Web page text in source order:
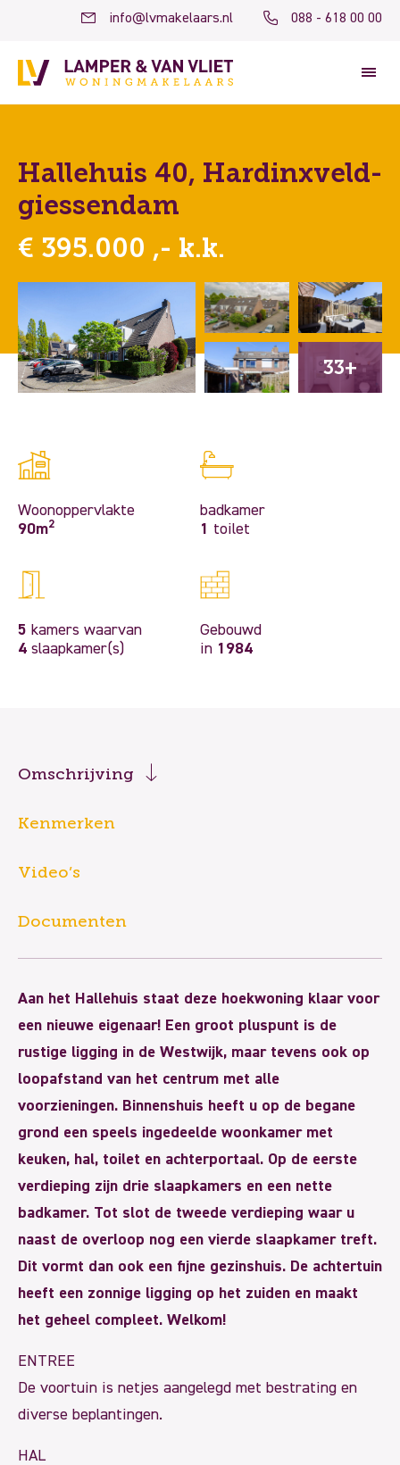
info@lvmakelaars.nl 088 - 618 00 00
Hallehuis 40, Hardinxveld-
giessendam
€ 395.000 ,- k.k.
33+
Woonoppervlakte
90m2
badkamer
1
toilet
5 kamers waarvan
4 slaapkamer(s)
Gebouwd
in 1984
Omschrijving
Kenmerken
Video’s
Documenten
Aan het Hallehuis staat deze hoekwoning klaar voor
een nieuwe eigenaar! Een groot pluspunt is de
rustige ligging in de Westwijk, maar tevens ook op
loopafstand van het centrum met alle
voorzieningen. Binnenshuis heeft u op de begane
grond een speels ingedeelde woonkamer met
keuken, hal, toilet en achterportaal. Op de eerste
verdieping zijn drie slaapkamers en een nette
badkamer. Tot slot de tweede verdieping waar u
naast de overloop nog een vierde slaapkamer treft.
Dit vormt dan ook een fijne gezinshuis. De achtertuin
heeft een zonnige ligging op het zuiden en maakt
het geheel compleet. Welkom!
ENTREE
De voortuin is netjes aangelegd met bestrating en
diverse beplantingen.
HAL